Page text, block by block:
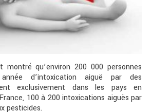
montré qu’environ 200 000 personnes
d’intoxication aiguë par des
exclusivement dans les pays en
100 à 200 intoxications aiguës par
pesticides.